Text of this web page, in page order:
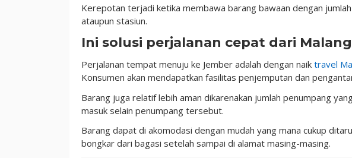
Kerepotan terjadi ketika membawa barang bawaan dengan
ataupun stasiun.
Ini solusi perjalanan cepat dari
Perjalanan tempat menuju ke Jember adalah dengan naik travel
Konsumen akan mendapatkan fasilitas penjemputan dan
Barang juga relatif lebih aman dikarenakan jumlah penumpang
masuk selain penumpang tersebut.
Barang dapat di akomodasi dengan mudah yang mana cukup
bongkar dari bagasi setelah sampai di alamat masing-masing.